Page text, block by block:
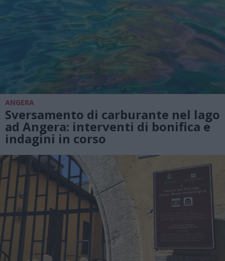
ANGERA
Sversamento di carburante nel lago
ad Angera: interventi di bonifica e
indagini in corso